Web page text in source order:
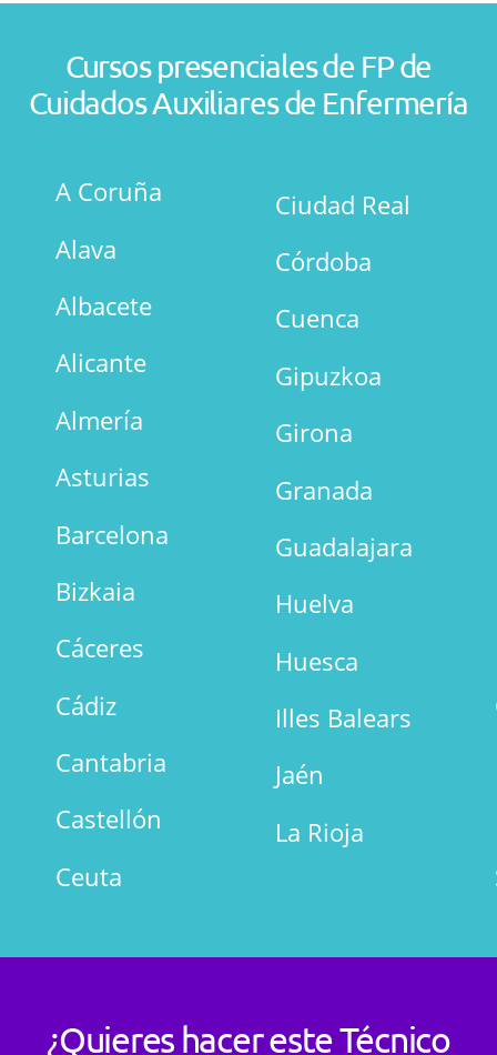
Cursos presenciales de FP de
Cuidados Auxiliares de Enfermería
A Coruña
Alava
Albacete
Alicante
Almería
Asturias
Barcelona
Bizkaia
Cáceres
Cádiz
Cantabria
Castellón
Ceuta
Ciudad Real
Córdoba
Cuenca
Gipuzkoa
Girona
Granada
Guadalajara
Huelva
Huesca
Illes Balears
Jaén
La Rioja
¿Quieres hacer este Técnico